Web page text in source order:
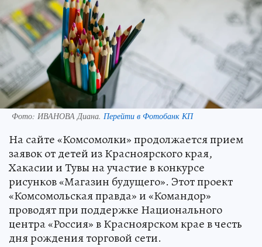
Фото: ИВАНОВА Диана. Перейти в Фотобанк КП
На сайте «Комсомолки» продолжается прием
заявок от детей из Красноярского края,
Хакасии и Тувы на участие в конкурсе
рисунков «Магазин будущего». Этот проект
«Комсомольская правда» и «Командор»
проводят при поддержке Национального
центра «Россия» в Красноярском крае в честь
дня рождения торговой сети.